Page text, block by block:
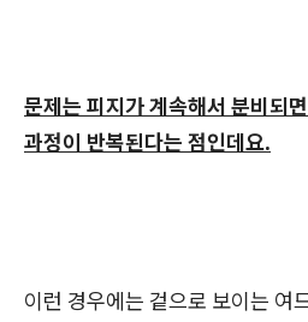
문제는 피지가 계속해서 분비되
과정이 반복된다는 점인데요.
이런 경우에는 겉으로 보이는 여